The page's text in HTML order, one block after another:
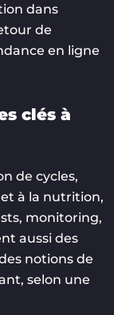
dans
de
en ligne
clés à
de cycles,
à la nutrition,
monitoring,
aussi des
notions de
selon une